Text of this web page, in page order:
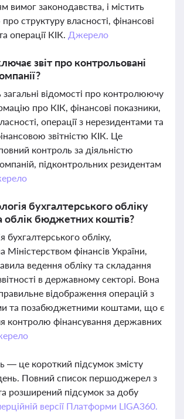
вимог законодавства, і містить
структуру власності, фінансові
операції КІК. Джерело
звіт про контрольовані
загальні відомості про контролюючу
про КІК, фінансові показники,
операції з нерезидентами та
звітністю КІК. Це
контроль за діяльністю
підконтрольних резидентам
бухгалтерського обліку
облік бюджетних коштів?
бухгалтерського обліку,
Міністерством фінансів України,
ведення обліку та складання
в державному секторі. Вона
відображення операцій з
та позабюджетними коштами, що є
контролю фінансування державних
— це короткий підсумок змісту
день. Повний список першоджерел з
розширений підсумок за добу
версії Платформи LIGA360.